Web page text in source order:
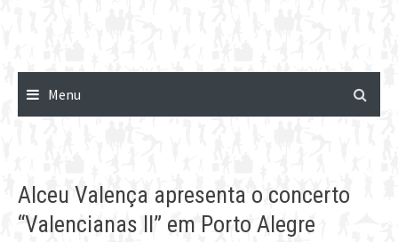
Menu
Alceu Valença apresenta o concerto
“Valencianas II” em Porto Alegre